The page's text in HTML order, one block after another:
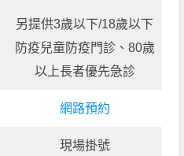
另提供3歲以下/18歲以下
防疫兒童防疫門診、80歲
以上長者優先急診
網路預約
現場掛號